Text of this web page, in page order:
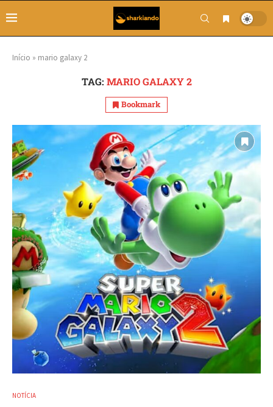
Início » mario galaxy 2
TAG: MARIO GALAXY 2
Bookmark
NOTÍCIA